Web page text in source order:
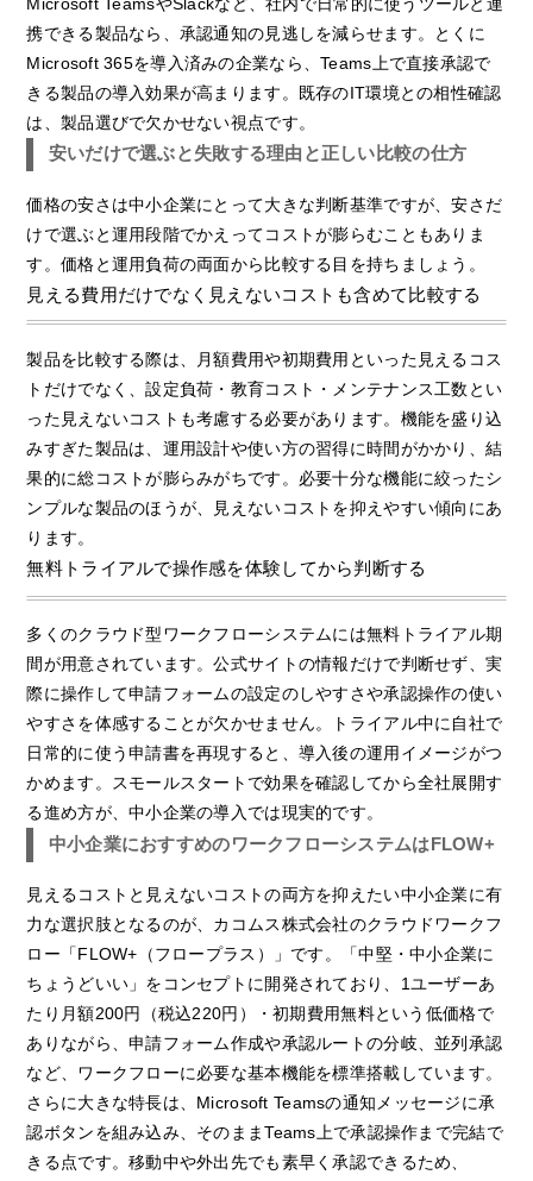
携できる製品なら、承認通知の見逃しを減らせます。とくに
Microsoft 365を導入済みの企業なら、Teams上で直接承認で
きる製品の導入効果が高まります。既存のIT環境との相性確認
は、製品選びで欠かせない視点です。
安いだけで選ぶと失敗する理由と正しい比較の仕方
価格の安さは中小企業にとって大きな判断基準ですが、安さだ
けで選ぶと運用段階でかえってコストが膨らむこともありま
す。価格と運用負荷の両面から比較する目を持ちましょう。
見える費用だけでなく見えないコストも含めて比較する
製品を比較する際は、月額費用や初期費用といった見えるコス
トだけでなく、設定負荷・教育コスト・メンテナンス工数とい
った見えないコストも考慮する必要があります。機能を盛り込
みすぎた製品は、運用設計や使い方の習得に時間がかかり、結
果的に総コストが膨らみがちです。必要十分な機能に絞ったシ
ンプルな製品のほうが、見えないコストを抑えやすい傾向にあ
ります。
無料トライアルで操作感を体験してから判断する
多くのクラウド型ワークフローシステムには無料トライアル期
間が用意されています。公式サイトの情報だけで判断せず、実
際に操作して申請フォームの設定のしやすさや承認操作の使い
やすさを体感することが欠かせません。トライアル中に自社で
日常的に使う申請書を再現すると、導入後の運用イメージがつ
かめます。スモールスタートで効果を確認してから全社展開す
る進め方が、中小企業の導入では現実的です。
中小企業におすすめのワークフローシステムはFLOW+
見えるコストと見えないコストの両方を抑えたい中小企業に有
力な選択肢となるのが、カコムス株式会社のクラウドワークフ
ロー「FLOW+（フロープラス）」です。「中堅・中小企業に
ちょうどいい」をコンセプトに開発されており、1ユーザーあ
たり月額200円（税込220円）・初期費用無料という低価格で
ありながら、申請フォーム作成や承認ルートの分岐、並列承認
など、ワークフローに必要な基本機能を標準搭載しています。
さらに大きな特長は、Microsoft Teamsの通知メッセージに承
認ボタンを組み込み、そのままTeams上で承認操作まで完結で
きる点です。移動中や外出先でも素早く承認できるため、